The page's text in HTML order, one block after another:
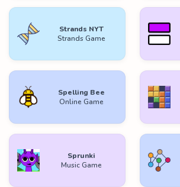
Strands NYT
Strands Game
Spelling Bee
Online Game
Sprunki
Music Game